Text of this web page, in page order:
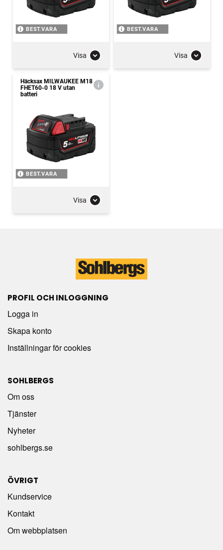
BEST.VARA
Visa
BEST.VARA
Visa
Häcksax MILWAUKEE M18
FHET60-0 18 V utan
batteri
BEST.VARA
Visa
PROFIL OCH INLOGGNING
Logga in
Skapa konto
Inställningar för cookies
SOHLBERGS
Om oss
Tjänster
Nyheter
sohlbergs.se
ÖVRIGT
Kundservice
Kontakt
Om webbplatsen